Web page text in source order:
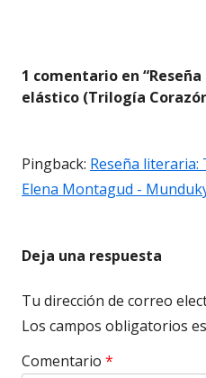
1 comentario en “
elástico (Trilogía
Pingback: Reseña literaria:
Elena Montagud -
Deja una respuesta
Tu dirección de correo
Los campos obligatorios
Comentario *